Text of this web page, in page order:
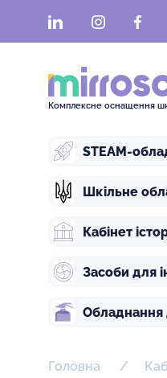
LinkedInInstagram
Комплексне оснащення
STEAM-
Шкільне
Кабінет
Засоби для
Обладнання
Головна